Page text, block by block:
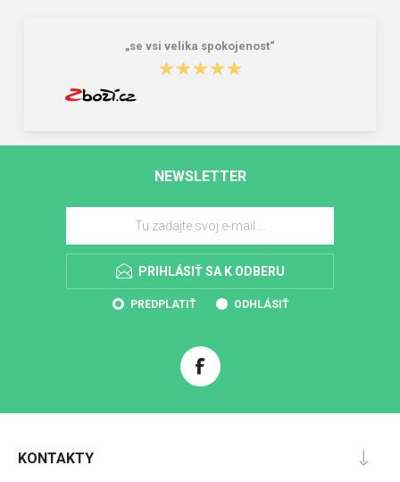
„se vsi velika spokojenost“
★★★★★
★★★★★
NEWSLETTER
PRIHLÁSIŤ SA K ODBERU
PREDPLATIŤ ODHLÁSIŤ
KONTAKTY